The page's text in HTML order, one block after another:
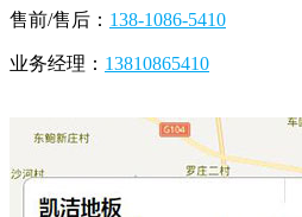
售前/售后： 138-1086-5410
业务经理： 13810865410